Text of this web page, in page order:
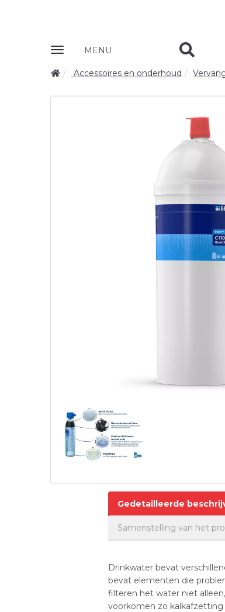
Zobrazit
MENU
Accessoires en onderhoud
Gedetailleerde
Samenstelling van het
Drinkwater bevat
bevat elementen die
filteren het water niet
voorkomen zo kalkafzetting